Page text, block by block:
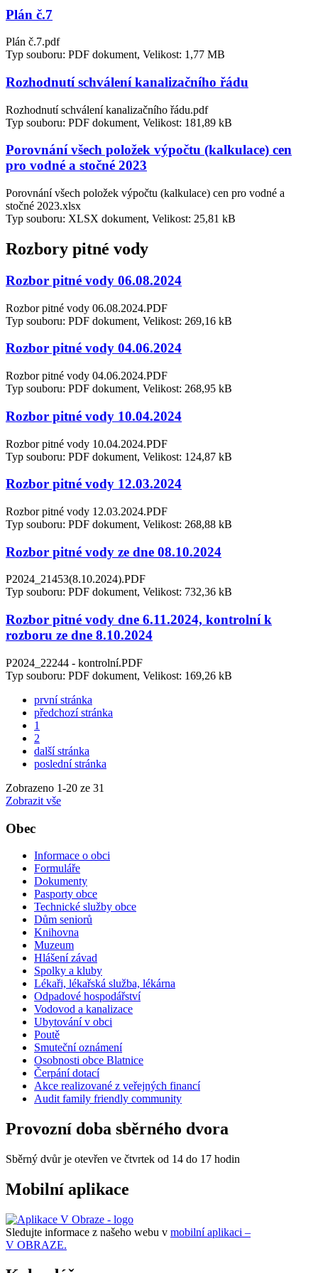
Plán č.7
Plán č.7.pdf
Typ souboru: PDF dokument, Velikost: 1,77 MB
Rozhodnutí schválení kanalizačního řádu
Rozhodnutí schválení kanalizačního řádu.pdf
Typ souboru: PDF dokument, Velikost: 181,89 kB
Porovnání všech položek výpočtu (kalkulace) cen
pro vodné a stočné 2023
Porovnání všech položek výpočtu (kalkulace) cen pro vodné a
stočné 2023.xlsx
Typ souboru: XLSX dokument, Velikost: 25,81 kB
Rozbory pitné vody
Rozbor pitné vody 06.08.2024
Rozbor pitné vody 06.08.2024.PDF
Typ souboru: PDF dokument, Velikost: 269,16 kB
Rozbor pitné vody 04.06.2024
Rozbor pitné vody 04.06.2024.PDF
Typ souboru: PDF dokument, Velikost: 268,95 kB
Rozbor pitné vody 10.04.2024
Rozbor pitné vody 10.04.2024.PDF
Typ souboru: PDF dokument, Velikost: 124,87 kB
Rozbor pitné vody 12.03.2024
Rozbor pitné vody 12.03.2024.PDF
Typ souboru: PDF dokument, Velikost: 268,88 kB
Rozbor pitné vody ze dne 08.10.2024
P2024_21453(8.10.2024).PDF
Typ souboru: PDF dokument, Velikost: 732,36 kB
Rozbor pitné vody dne 6.11.2024, kontrolní k
rozboru ze dne 8.10.2024
P2024_22244 - kontrolní.PDF
Typ souboru: PDF dokument, Velikost: 169,26 kB
první stránka
předchozí stránka
1
2
další stránka
poslední stránka
Zobrazeno 1-20 ze 31
Zobrazit vše
Obec
Informace o obci
Formuláře
Dokumenty
Pasporty obce
Technické služby obce
Dům seniorů
Knihovna
Muzeum
Hlášení závad
Spolky a kluby
Lékaři, lékařská služba, lékárna
Odpadové hospodářství
Vodovod a kanalizace
Ubytování v obci
Poutě
Smuteční oznámení
Osobnosti obce Blatnice
Čerpání dotací
Akce realizované z veřejných financí
Audit family friendly community
Provozní doba sběrného dvora
Sběrný dvůr je otevřen ve čtvrtek od 14 do 17 hodin
Mobilní aplikace
Sledujte informace z našeho webu v mobilní aplikaci –
V OBRAZE.